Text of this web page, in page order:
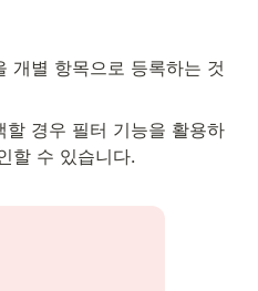
개별 항목으로 등록하는 것
할 경우 필터 기능을 활용하
할 수 있습니다.